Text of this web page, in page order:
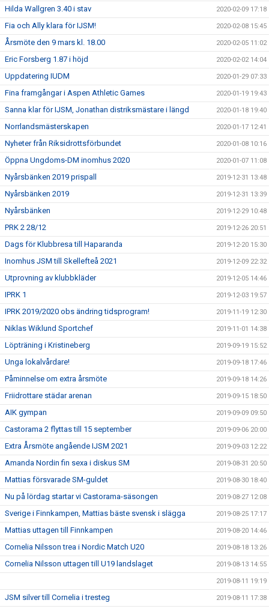
Hilda Wallgren 3.40 i stav 2020-02-09 17:18
Fia och Ally klara för IJSM! 2020-02-08 15:45
Årsmöte den 9 mars kl. 18.00 2020-02-05 11:02
Eric Forsberg 1.87 i höjd 2020-02-02 14:04
Uppdatering IUDM 2020-01-29 07:33
Fina framgångar i Aspen Athletic Games 2020-01-19 19:43
Sanna klar för IJSM, Jonathan distriksmästare i längd 2020-01-18 19:40
Norrlandsmästerskapen 2020-01-17 12:41
Nyheter från Riksidrottsförbundet 2020-01-08 10:16
Öppna Ungdoms-DM inomhus 2020 2020-01-07 11:08
Nyårsbänken 2019 prispall 2019-12-31 13:48
Nyårsbänken 2019 2019-12-31 13:39
Nyårsbänken 2019-12-29 10:48
PRK 2 28/12 2019-12-26 20:51
Dags för Klubbresa till Haparanda 2019-12-20 15:30
Inomhus JSM till Skellefteå 2021 2019-12-09 22:32
Utprovning av klubbkläder 2019-12-05 14:46
IPRK 1 2019-12-03 19:57
IPRK 2019/2020 obs ändring tidsprogram! 2019-11-19 12:30
Niklas Wiklund Sportchef 2019-11-01 14:38
Löpträning i Kristineberg 2019-09-19 15:52
Unga lokalvårdare! 2019-09-18 17:46
Påminnelse om extra årsmöte 2019-09-18 14:26
Friidrottare städar arenan 2019-09-15 18:50
AIK gympan 2019-09-09 09:50
Castorama 2 flyttas till 15 september 2019-09-06 20:00
Extra Årsmöte angående IJSM 2021 2019-09-03 12:22
Amanda Nordin fin sexa i diskus SM 2019-08-31 20:50
Mattias försvarade SM-guldet 2019-08-30 18:40
Nu på lördag startar vi Castorama-säsongen 2019-08-27 12:08
Sverige i Finnkampen, Mattias bäste svensk i slägga 2019-08-25 17:17
Mattias uttagen till Finnkampen 2019-08-20 14:46
Cornelia Nilsson trea i Nordic Match U20 2019-08-18 13:26
Cornelia Nilsson uttagen till U19 landslaget 2019-08-13 14:55
2019-08-11 19:19
JSM silver till Cornelia i tresteg 2019-08-11 17:38